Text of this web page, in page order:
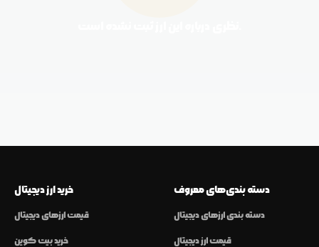
خرید ارز دیجیتال
قیمت ارزهای دیجیتال
خرید بیت کوین
دسته بندی‌های معروف
دسته بندی ارزهای دیجیتال
قیمت ارز دیجیتال